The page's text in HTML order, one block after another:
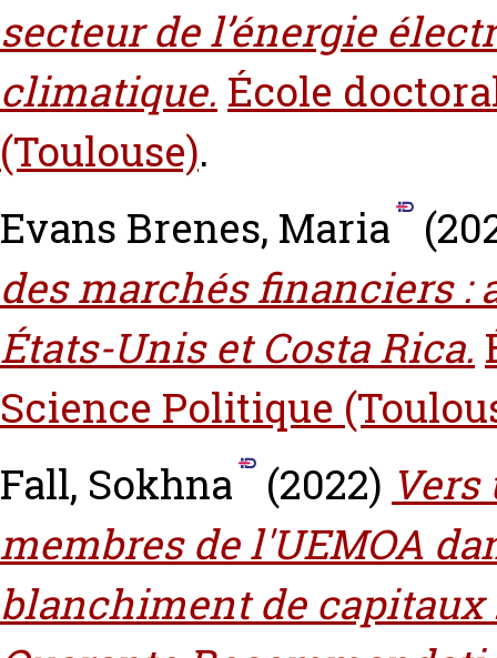
secteur de l’énergie
climatique. École
(Toulouse).
Evans Brenes, Maria
des marchés financiers :
États-Unis et Costa Rica.
Science Politique
Fall, Sokhna
(2022)
membres de l'UEMOA
blanchiment de capitaux